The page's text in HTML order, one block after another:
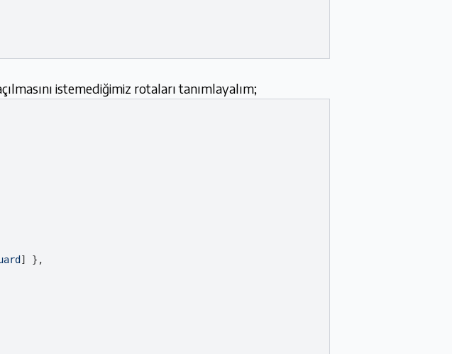
istemediğimiz rotaları tanımlayalım;
] },